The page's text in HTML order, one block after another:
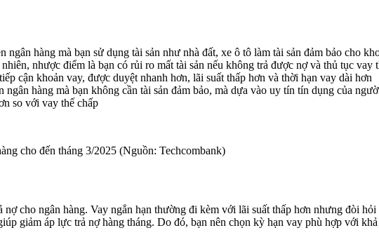
hàng mà bạn sử dụng tài sản như nhà đất, xe ô tô làm tài sản đảm bảo cho
nhược điểm là bạn có rủi ro mất tài sản nếu không trả được nợ và thủ tục
cận khoản vay, được duyệt nhanh hơn, lãi suất thấp hơn và thời hạn vay dài hơn
hàng mà bạn không cần tài sản đảm bảo, mà dựa vào uy tín tín dụng của
so với vay thế chấp
cho đến tháng 3/2025 (Nguồn: Techcombank)
cho ngân hàng. Vay ngắn hạn thường đi kèm với lãi suất thấp hơn nhưng đòi
giảm áp lực trả nợ hàng tháng. Do đó, bạn nên chọn kỳ hạn vay phù hợp với